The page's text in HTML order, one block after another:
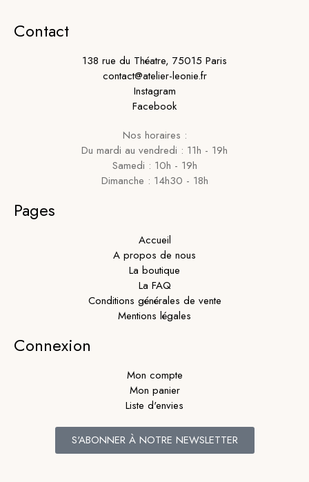
Contact
138 rue du Théatre, 75015 Paris
contact@atelier-leonie.fr
Instagram
Facebook
Nos horaires :
Du mardi au vendredi : 11h - 19h
Samedi : 10h - 19h
Dimanche : 14h30 - 18h
Pages
Accueil
A propos de nous
La boutique
La FAQ
Conditions générales de vente
Mentions légales
Connexion
Mon compte
Mon panier
Liste d'envies
S'ABONNER À NOTRE NEWSLETTER